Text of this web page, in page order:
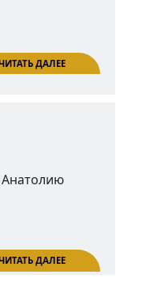
памятник
ЧИТАТЬ ДАЛЕЕ
Шарлю